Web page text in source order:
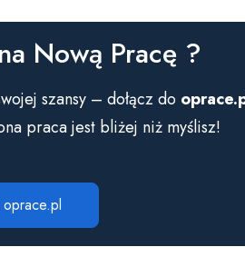
Nową Pracę ?
szansy – dołącz do
praca jest bliżej niż myślisz!